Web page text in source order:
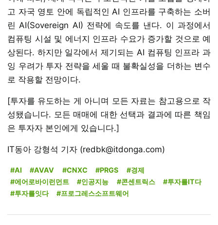
고 자국 영토 안에 독립적인 AI 인프라를 구축하는 소버
린 AI(Sovereign AI) 전략에 속도를 낸다. 이 과정에서
컴퓨팅 시설 및 에너지 인프라 수요가 증가할 것으로 예
상된다. 하지만 일각에서 제기되는 AI 컴퓨팅 인프라 과
잉 우려가 투자 전략을 세울 때 불확실성을 더하는 변수
로 작용할 전망이다.
[투자를 유도하는 게 아니며 모든 자료는 참고용으로 작
성됐습니다. 모든 매매에 대한 선택과 결과에 따른 책임
은 투자자 본인에게 있습니다.]
IT동아 강형석 기자 (redbk@itdonga.com)
#AI #AVAV #CNXC #PRGS
#경제
#에어로바이런먼트
#인공지능 #콘센트릭스
#투자를IT다
#투자를잇다
#프로그레스소프트웨어